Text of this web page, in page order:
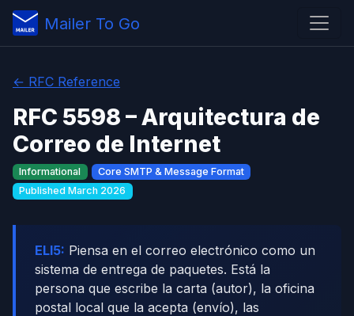
Mailer To Go
← RFC Reference
RFC 5598 – Arquitectura de
Correo de Internet
Informational
Core SMTP & Message Format
Published March 2026
ELI5: Piensa en el correo electrónico como un
sistema de entrega de paquetes. Está la
persona que escribe la carta (autor), la oficina
postal local que la acepta (envío), las